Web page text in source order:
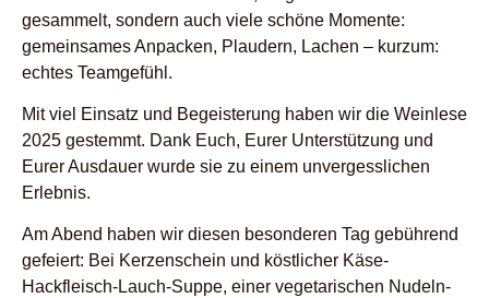
gesammelt, sondern auch viele schöne Momente:
gemeinsames Anpacken, Plaudern, Lachen – kurzum:
echtes Teamgefühl.
Mit viel Einsatz und Begeisterung haben wir die Weinlese
2025 gestemmt. Dank Euch, Eurer Unterstützung und
Eurer Ausdauer wurde sie zu einem unvergesslichen
Erlebnis.
Am Abend haben wir diesen besonderen Tag gebührend
gefeiert: Bei Kerzenschein und köstlicher Käse-
Hackfleisch-Lauch-Suppe, einer vegetarischen Nudeln-